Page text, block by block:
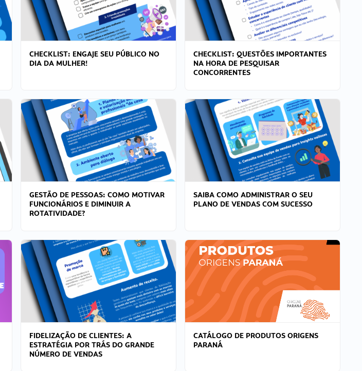
CHECKLIST: ENGAJE SEU PÚBLICO NO
DIA DA MULHER!
CHECKLIST: QUESTÕES IMPORTANTES
NA HORA DE PESQUISAR
CONCORRENTES
GESTÃO DE PESSOAS: COMO MOTIVAR
FUNCIONÁRIOS E DIMINUIR A
ROTATIVIDADE?
SAIBA COMO ADMINISTRAR O SEU
PLANO DE VENDAS COM SUCESSO
FIDELIZAÇÃO DE CLIENTES: A
ESTRATÉGIA POR TRÁS DO GRANDE
NÚMERO DE VENDAS
CATÁLOGO DE PRODUTOS ORIGENS
PARANÁ